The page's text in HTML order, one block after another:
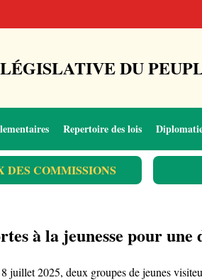
DU
Repertoire des lois
DES COMMISSIONS
à la jeunesse pour une
2025, deux groupes de jeunes